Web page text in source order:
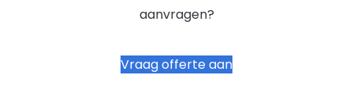
aanvragen?
Vraag offerte aan